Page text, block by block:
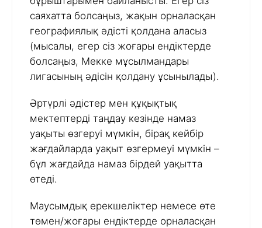
саяхатта болсаңыз, жақын орналасқан
географиялық әдісті қолдана аласыз
(мысалы, егер сіз жоғары ендіктерде
болсаңыз, Мекке мұсылмандары
лигасының әдісін қолдану ұсынылады).
Әртүрлі әдістер мен құқықтық
мектептерді таңдау кезінде намаз
уақыты өзгеруі мүмкін, бірақ кейбір
жағдайларда уақыт өзгермеуі мүмкін –
бұл жағдайда намаз бірдей уақытта
өтеді.
Маусымдық ерекшеліктер немесе өте
төмен/жоғары ендіктерде орналасқан